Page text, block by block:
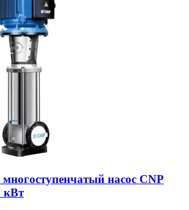
насос CNP
кВт